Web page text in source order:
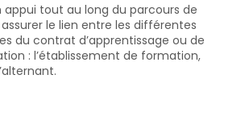
appui tout au long du parcours de
le lien entre les différentes
du contrat d’apprentissage ou de
: l’établissement de formation,